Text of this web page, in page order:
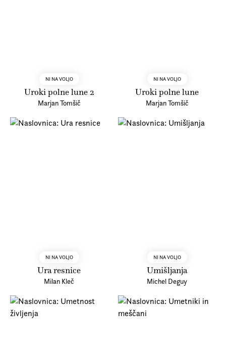
NI NA VOLJO
Uroki polne lune 2
Marjan Tomšič
NI NA VOLJO
Uroki polne lune
Marjan Tomšič
NI NA VOLJO
Ura resnice
Milan Kleč
NI NA VOLJO
Umišljanja
Michel Deguy